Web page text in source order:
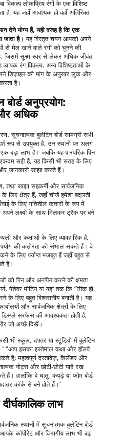
विकल्प लोकप्रिय रंगों के एक विशिष्ट
है, यह जहाँ आवश्यक हो वहाँ अतिरिक्त
देने योग्य हैं, यही वजह है कि एक
जाता है। यह विस्तृत चयन आपको अपने
से मेल खाने वाले रंगों को चुनने की
है, जिसमें सूक्ष्म स्वर से लेकर अधिक जीवंत
रंग विकल्प, अन्य विशिष्टताओं के
डिज़ाइन की मांग के अनुसार लुक और
है।
अनुप्रयोग:
और अधिक
सूचनात्मक बुलेटिन बोर्ड सामग्री सभी
रूप से उपयुक्त है, उन स्थानों पर अलग
बड़ा लाभ है। जबकि यह पारंपरिक पिन
एकदम सही है, यह किसी भी सतह के लिए
जानकारी साझा करते हैं।
तथा साझा सहकर्मी और सार्वजनिक
के लिए क्षेत्र हैं, जहाँ चीजें हमेशा बदलती
के लिए गतिशील कतारों के रूप में
लक्ष्यों के साथ मिलकर ट्रैक पर बने
और कक्षाओं के लिए व्यावहारिक है,
की कठोरता को संभाल सकते हैं। वे
के लिए पर्याप्त मजबूत हैं जहाँ बहुत से
हैं।
को पिन और अनपिन करने की क्षमता
पेशेवर मीटिंग या यहां तक कि “ठीक हो
के लिए बहुत विश्वसनीय बनाती है। यह
और सार्वजनिक क्षेत्रों के लिए
डिस्प्ले सरफेस की आवश्यकता होती है,
जो अच्छे दिखें।
भी स्कूल, दफ़्तर या स्टूडियो में बुलेटिन
"आप इसका इस्तेमाल कक्षा और हॉलवे
हैं; महत्वपूर्ण दस्तावेज़, कैलेंडर और
नोट्स और छोटी-छोटी यादें रख
हैं। हालाँकि वे धातु, कपड़े या फोम बोर्ड
कॉर्क से बने होते हैं।"
लाभ
स्थानों मेंसूचनात्मक बुलेटिन बोर्ड
आपके कॉर्पोरेट और विभागीय लाभ भी बढ़